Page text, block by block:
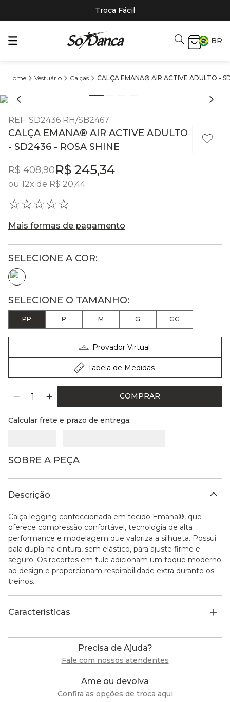
Troca Fácil
BR
Vestuário Calças CALÇA EMANA® AIR ACTIVE ADULTO -
REF: SD2436 RH/SB2467
CALÇA EMANA® AIR ACTIVE ADULTO
- SD2436 - ROSA SHINE
R$ 408,90R$ 245,34
ou 12x de R$ 20,44
☆☆☆☆☆
Mais formas de pagamento
PP P M G GG
Provador Virtual
Tabela de Medidas
COMPRAR
Calcular frete e prazo de entrega:
SOBRE A PEÇA
Descrição
Calça legging confeccionada em tecido Emana®, que
oferece compressão confortável, tecnologia de alta
performance e modelagem que valoriza a silhueta. Possui
pala dupla na cintura, sem elástico, para ajuste firme e
seguro. Os recortes em tule adicionam um toque moderno
ao design e proporcionam respirabilidade extra durante os
treinos.
Características
Precisa de Ajuda?
Fale com nossos atendentes
Ame ou devolva
Confira as opções de troca aqui